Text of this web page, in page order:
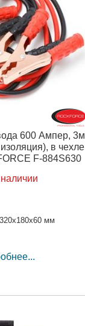
600 Aмпер, 3м
в чехле
F-884S630
320x180x60 мм